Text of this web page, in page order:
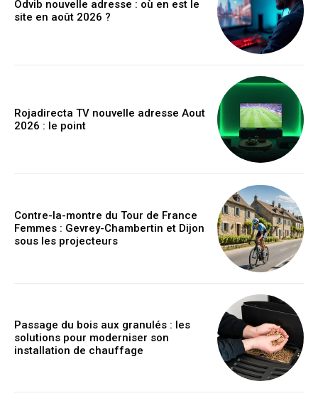
Odvib nouvelle adresse : où en est le
site en août 2026 ?
Rojadirecta TV nouvelle adresse Aout
2026 : le point
Contre-la-montre du Tour de France
Femmes : Gevrey-Chambertin et Dijon
sous les projecteurs
Passage du bois aux granulés : les
solutions pour moderniser son
installation de chauffage